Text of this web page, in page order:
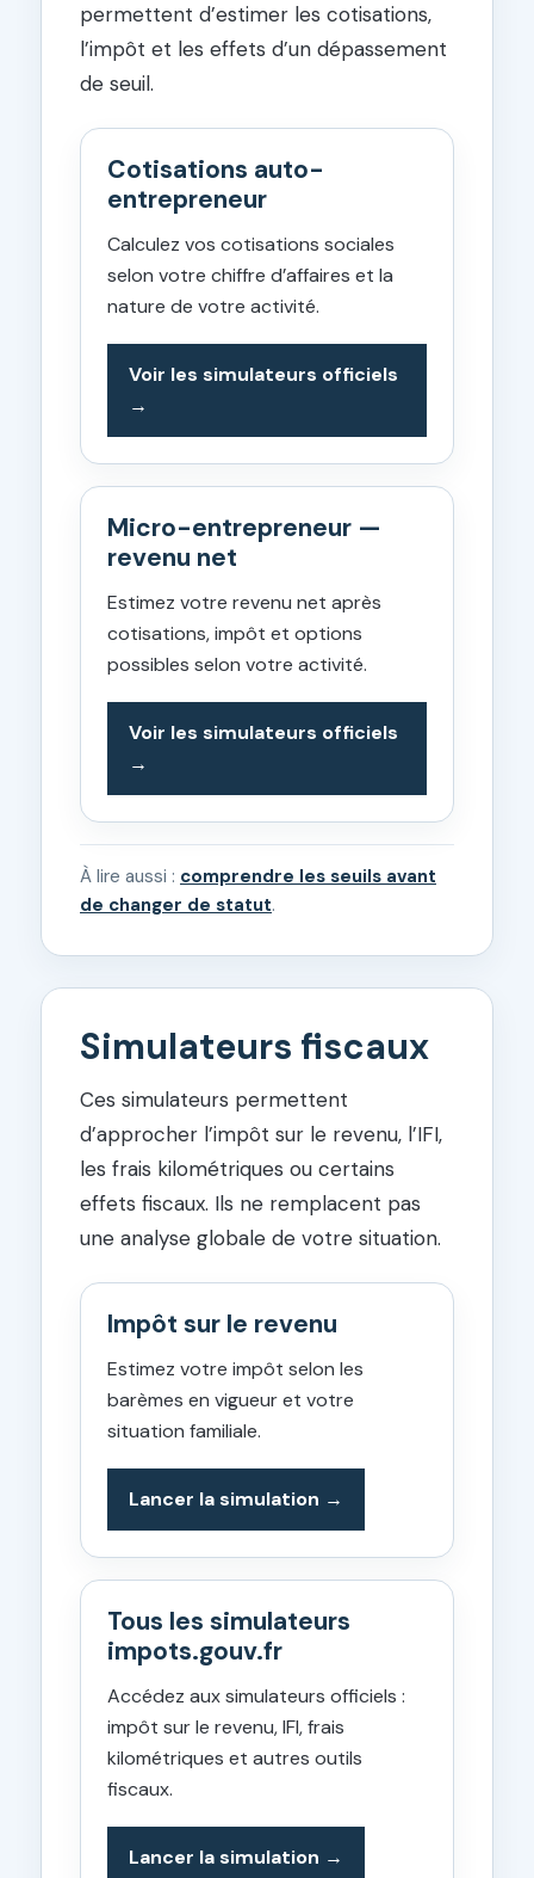
permettent d’estimer les cotisations,
l’impôt et les effets d’un dépassement
de seuil.
Cotisations auto-
entrepreneur
Calculez vos cotisations sociales
selon votre chiffre d’affaires et la
nature de votre activité.
Voir les simulateurs officiels
Micro-entrepreneur —
revenu net
Estimez votre revenu net après
cotisations, impôt et options
possibles selon votre activité.
Voir les simulateurs officiels
À lire aussi : comprendre les seuils avant
de changer de statut.
Simulateurs fiscaux
Ces simulateurs permettent
d’approcher l’impôt sur le revenu, l’IFI,
les frais kilométriques ou certains
effets fiscaux. Ils ne remplacent pas
une analyse globale de votre situation.
Impôt sur le revenu
Estimez votre impôt selon les
barèmes en vigueur et votre
situation familiale.
Lancer la simulation
Tous les simulateurs
impots.gouv.fr
Accédez aux simulateurs officiels :
impôt sur le revenu, IFI, frais
kilométriques et autres outils
fiscaux.
Lancer la simulation